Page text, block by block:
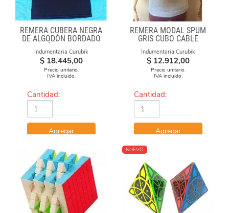
REMERA CUBERA NEGRA
DE ALGODÓN BORDADO
"FÓRMULAS"
Indumentaria Curubik
$ 18.445,00
Precio unitario.
IVA incluido.
Cantidad:
Agregar
REMERA MODAL SPUM
GRIS CUBO CABLE
Indumentaria Curubik
$ 12.912,00
Precio unitario.
IVA incluido.
Cantidad:
Agregar
NUEVO